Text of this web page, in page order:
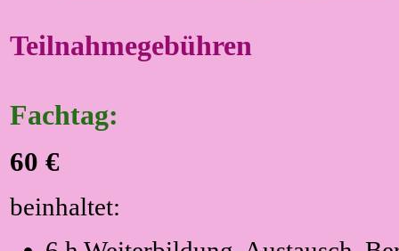
Teilnahmegebühren
Fachtag:
60 €
beinhaltet: